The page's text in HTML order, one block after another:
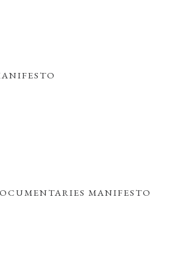
MANIFESTO